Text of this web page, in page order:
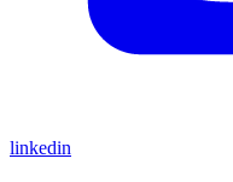
linkedin